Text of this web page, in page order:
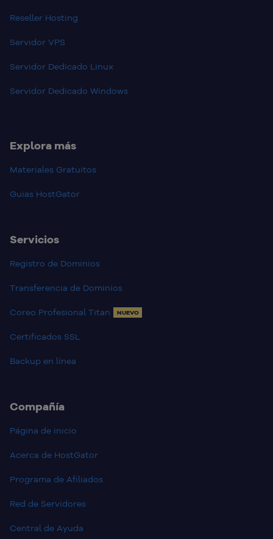
Reseller Hosting
Servidor VPS
Servidor Dedicado Linux
Servidor Dedicado Windows
Explora más
Materiales Gratuitos
Guias HostGator
Servicios
Registro de Dominios
Transferencia de Dominios
Coreo Profesional Titan NUEVO
Certificados SSL
Backup en línea
Compañía
Página de inicio
Acerca de HostGator
Programa de Afiliados
Red de Servidores
Central de Ayuda